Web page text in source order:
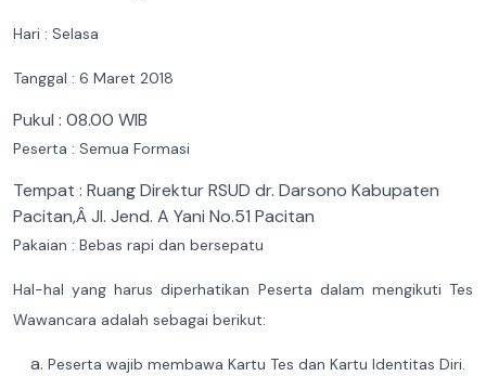
Hari : Selasa
Tanggal : 6 Maret 2018
Pukul : 08.00 WIB
Peserta : Semua Formasi
Tempat : Ruang Direktur RSUD dr. Darsono Kabupaten
Pacitan,ÂJl. Jend. A Yani No.51 Pacitan
Pakaian : Bebas rapi dan bersepatu
Hal-hal yang harus diperhatikan Peserta dalam mengikuti Tes
Wawancara adalah sebagai berikut:
Peserta wajib membawa Kartu Tes dan Kartu Identitas Diri.